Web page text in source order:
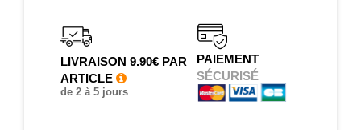
LIVRAISON 9.90€ PAR
ARTICLE
de 2 à 5 jours
PAIEMENT
SÉCURISÉ